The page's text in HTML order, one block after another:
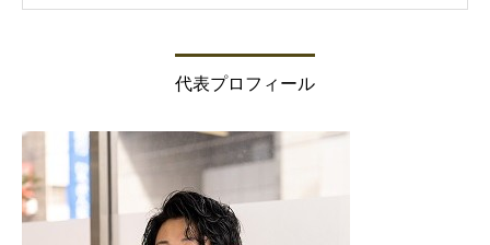
代表プロフィール